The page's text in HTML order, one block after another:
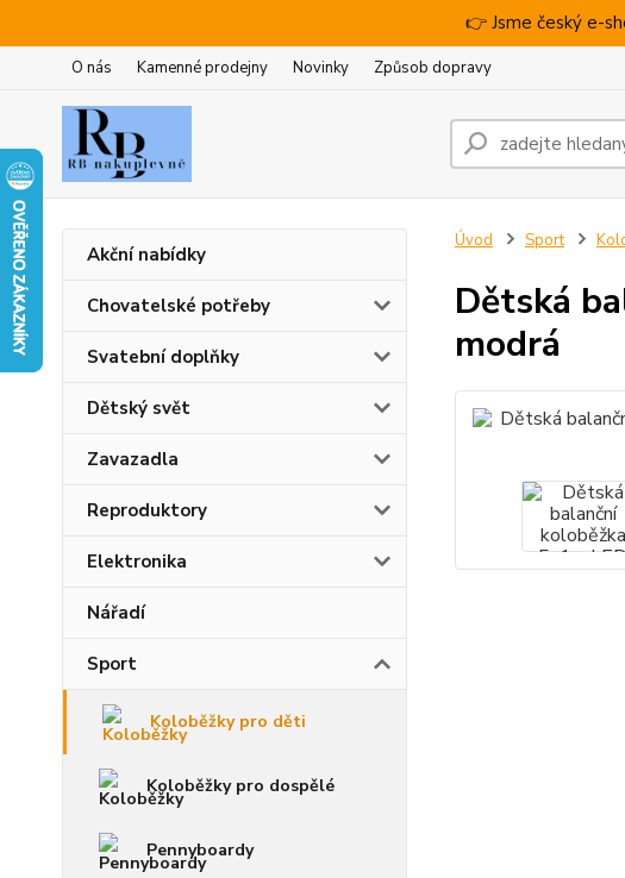
👉 Jsme český e-
O nás Kamenné prodejny Novinky Způsob dopravy
Akční nabídky
Chovatelské potřeby
Svatební doplňky
Dětský svět
Zavazadla
Reproduktory
Elektronika
Nářadí
Sport
Koloběžky pro děti
Koloběžky pro dospělé
Pennyboardy
Úvod Sport
Dětská
modrá